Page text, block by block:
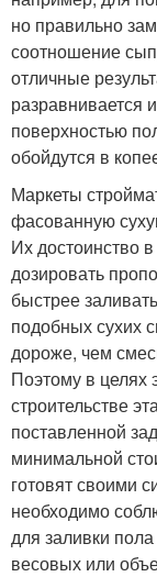
но правильно
соотношение
отличные
разравнивается
поверхностью
обойдутся в
Маркеты
фасованную
Их достоинство
дозировать
быстрее
подобных сухих
дороже, чем
Поэтому в целях
строительстве
поставленной
минимальной
готовят своими
необходимо
для заливки
весовых или